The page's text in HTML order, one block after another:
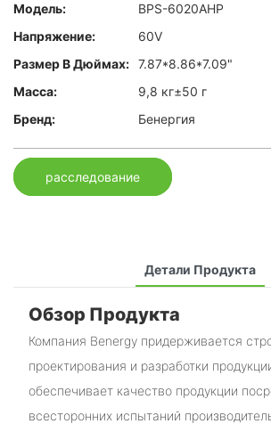
Модель:
BPS-6020AHP
Напряжение:
60V
Размер В Дюймах: 7.87*8.86*7.09"
Масса:
9,8 кг±50 г
Бренд:
Бенергия
расследование
Детали Продукта
Обзор Продукта
Компания Benergy придерживается
проектирования и разработки
обеспечивает качество продукции
всесторонних испытаний